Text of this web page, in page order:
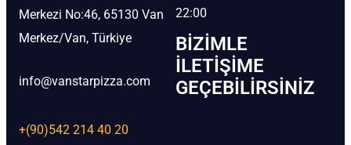
Merkezi No:46, 65130 Van
Merkez/Van, Türkiye
info@vanstarpizza.com
+(90)542 214 40 20
22:00
BIZIMLE
İLETIŞIME
GEÇEBILIRSINIZ